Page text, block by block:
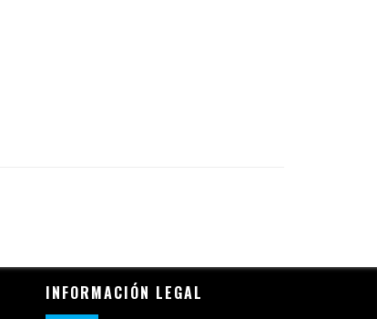
INFORMACIÓN LEGAL